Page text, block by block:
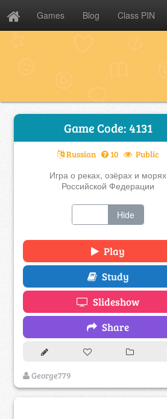
Games Blog Class PIN
Game Code: 4131
Russian 10 Public
Игра о реках, озёрах и морях
Российской Федерации
Hide
Play
Study
Slideshow
Share
George779